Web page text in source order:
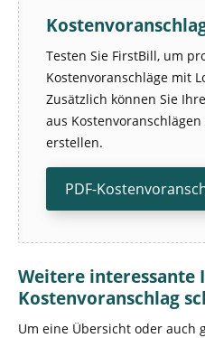
Testen Sie FirstBill, um
Kostenvoranschläge mit
Zusätzlich können Sie
aus
erstellen.
PDF-
Weitere interessante
Kostenvoranschlag
Um eine Übersicht oder auch